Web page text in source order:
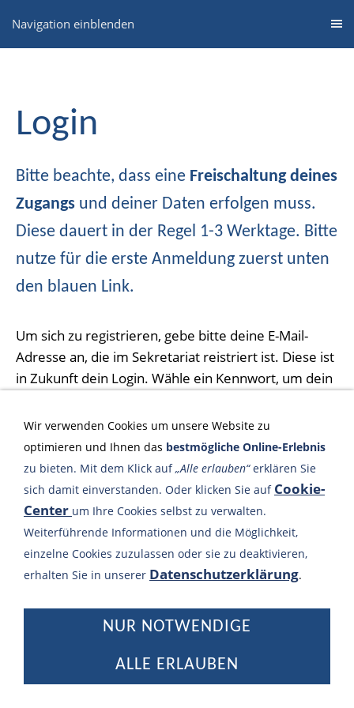
Navigation einblenden
Login
Bitte beachte, dass eine Freischaltung deines
Zugangs und deiner Daten erfolgen muss.
Diese dauert in der Regel 1-3 Werktage. Bitte
nutze für die erste Anmeldung zuerst unten
den blauen Link.
Um sich zu registrieren, gebe bitte deine E-Mail-
Adresse an, die im Sekretariat reistriert ist. Diese ist
in Zukunft dein Login. Wähle ein Kennwort, um dein
Login-E-Mail:
Zurück zum Login
Wir verwenden Cookies um unsere Website zu
optimieren und Ihnen das bestmögliche Online-Erlebnis
zu bieten. Mit dem Klick auf„Alle erlauben“erklären Sie
sich damit einverstanden. Oder klicken Sie auf Cookie-
Center um Ihre Cookies selbst zu verwalten.
Weiterführende Informationen und die Möglichkeit,
einzelne Cookies zuzulassen oder sie zu deaktivieren,
erhalten Sie in unserer Datenschutzerklärung.
NUR NOTWENDIGE
ALLE ERLAUBEN